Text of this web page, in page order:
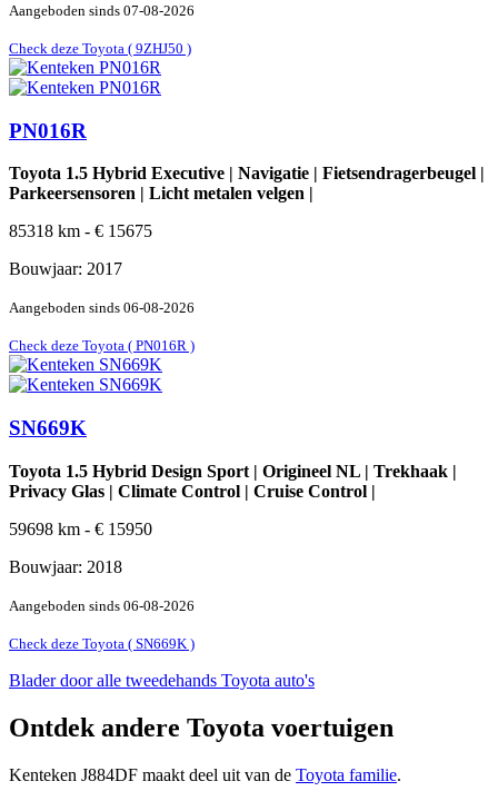
Aangeboden sinds 07-08-2026
Check deze Toyota ( 9ZHJ50 )
PN016R
Toyota 1.5 Hybrid Executive | Navigatie | Fietsendragerbeugel |
Parkeersensoren | Licht metalen velgen |
85318 km - € 15675
Bouwjaar: 2017
Aangeboden sinds 06-08-2026
Check deze Toyota ( PN016R )
SN669K
Toyota 1.5 Hybrid Design Sport | Origineel NL | Trekhaak |
Privacy Glas | Climate Control | Cruise Control |
59698 km - € 15950
Bouwjaar: 2018
Aangeboden sinds 06-08-2026
Check deze Toyota ( SN669K )
Blader door alle tweedehands Toyota auto's
Ontdek andere Toyota voertuigen
Kenteken J884DF maakt deel uit van de Toyota familie.